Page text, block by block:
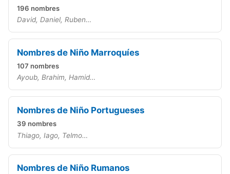
196 nombres
David, Daniel, Ruben…
Nombres de Niño Marroquíes
107 nombres
Ayoub, Brahim, Hamid…
Nombres de Niño Portugueses
39 nombres
Thiago, Iago, Telmo…
Nombres de Niño Rumanos